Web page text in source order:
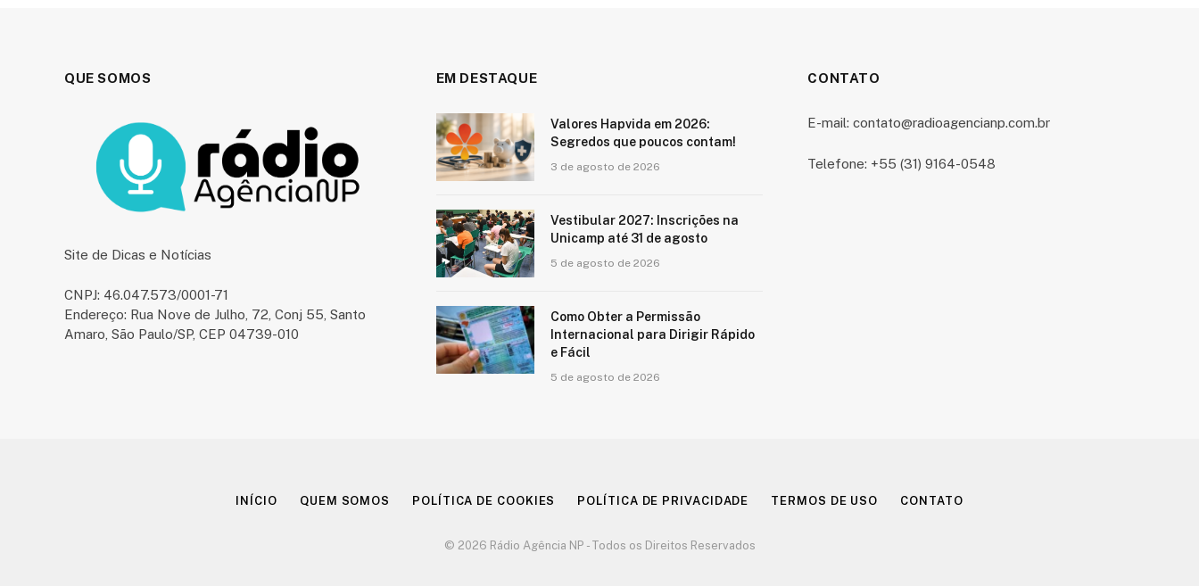
QUE SOMOS
Site de Dicas e Notícias
CNPJ: 46.047.573/0001-71
Endereço: Rua Nove de Julho, 72, Conj 55, Santo
Amaro, São Paulo/SP, CEP 04739-010
EM DESTAQUE
Valores Hapvida em 2026:
Segredos que poucos contam!
3 de agosto de 2026
Vestibular 2027: Inscrições na
Unicamp até 31 de agosto
5 de agosto de 2026
Como Obter a Permissão
Internacional para Dirigir Rápido
e Fácil
5 de agosto de 2026
CONTATO
E-mail: contato@radioagencianp.com.br
Telefone: +55 (31) 9164-0548
INÍCIO QUEM SOMOS POLÍTICA DE COOKIES POLÍTICA DE PRIVACIDADE TERMOS DE USO CONTATO
© 2026 Rádio Agência NP - Todos os Direitos Reservados